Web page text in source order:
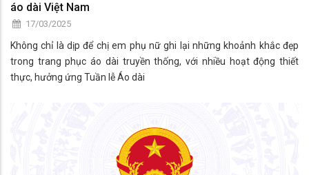
áo dài Việt Nam
17/03/2025
Không chỉ là dịp để chị em phụ nữ ghi lại những khoảnh khắc đẹp
trong trang phục áo dài truyền thống, với nhiều hoạt động thiết
thực, hưởng ứng Tuần lễ Áo dài